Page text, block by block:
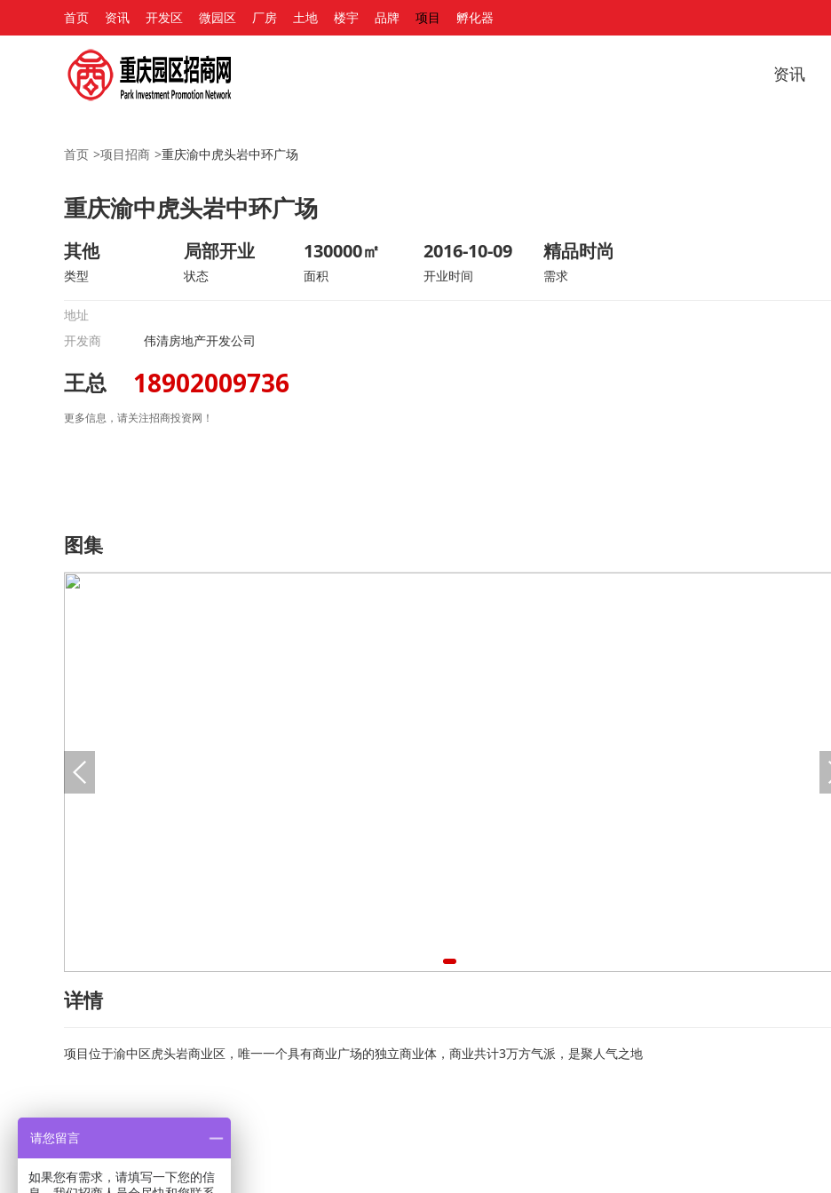
首页 资讯 开发区 微园区 厂房 土地 楼宇 品牌 项目 孵化器
资讯
首页 >项目招商 >重庆渝中虎头岩中环广场
重庆渝中虎头岩中环广场
其他
类型
局部开业
状态
130000㎡
面积
2016-10-09
开业时间
精品时尚
需求
地址
开发商
伟清房地产开发公司
王总 18902009736
更多信息，请关注招商投资网！
图集
详情
项目位于渝中区虎头岩商业区，唯一一个具有商业广场的独立商业体，商业共计3万方气派，是聚人气之地
请您留言
如果您有需求，请填写一下您的信